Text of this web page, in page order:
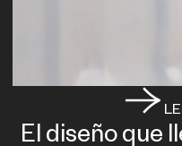
El diseño que